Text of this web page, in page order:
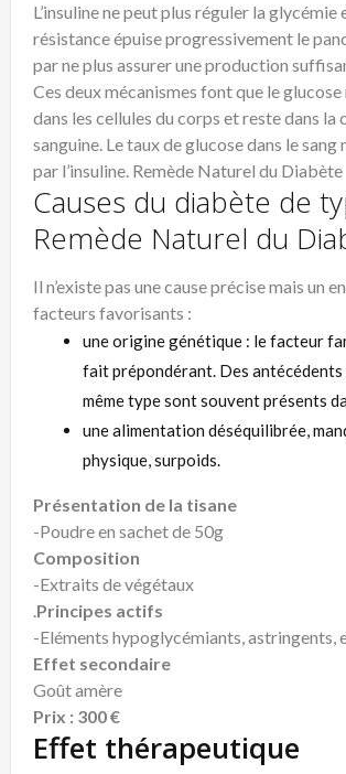
L’insuline ne peut plus réguler la glycémie
résistance épuise progressivement le
par ne plus assurer une production
Ces deux mécanismes font que le glucose
dans les cellules du corps et reste dans la
sanguine. Le taux de glucose dans le sang
par l’insuline. Remède Naturel du Diabète
Causes du diabète de
Remède Naturel du
Il n’existe pas une cause précise mais un
facteurs favorisants :
une origine génétique : le facteur
fait prépondérant. Des antécédents
même type sont souvent présents
une alimentation déséquilibrée,
physique, surpoids.
Présentation de la tisane
-Poudre en sachet de 50g
Composition
-Extraits de végétaux
.Principes actifs
-Eléments hypoglycémiants, astringents,
Effet secondaire
Goût amère
Prix : 300 €
Effet thérapeutique